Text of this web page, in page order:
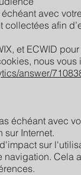
avec
afin
et ECWID
nous
answer/
échéant avec
sur Internet.
sur
Cela